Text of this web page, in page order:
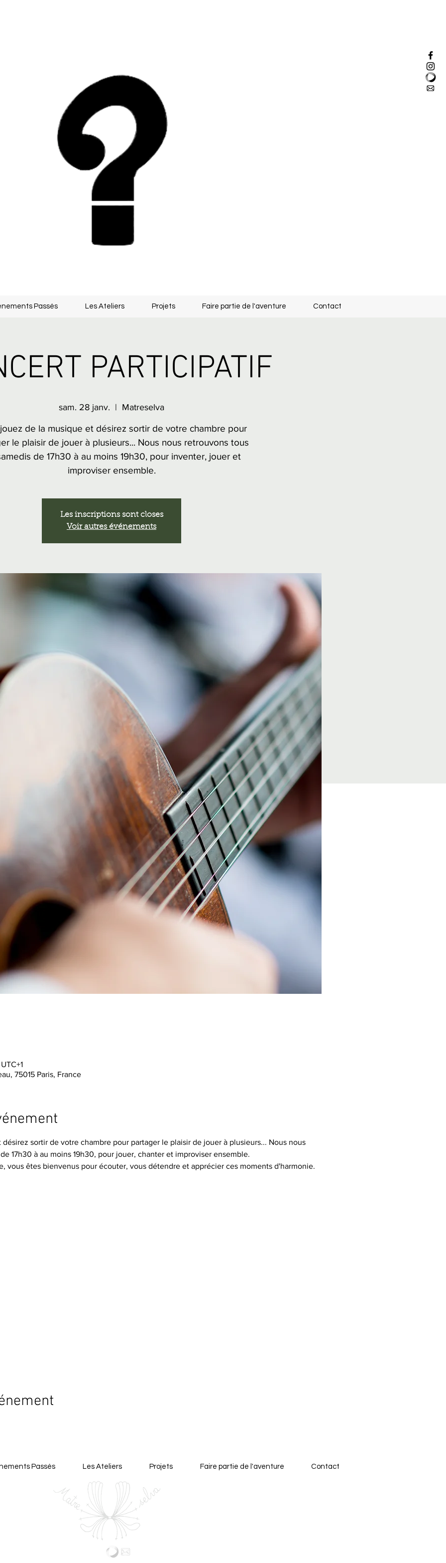
Passés Les Ateliers Projets Faire partie de l'aventure Contact
PARTICIPATIF
sam. 28 janv.
  |
Matreselva
de la musique et désirez sortir de votre chambre pour
le plaisir de jouer à plusieurs... Nous nous retrouvons tous
de 17h30 à au moins 19h30, pour inventer, jouer et
improviser ensemble.
Les inscriptions sont closes
Voir autres événements
75015 Paris, France
sortir de votre chambre pour partager le plaisir de jouer à plusieurs... Nous nous
17h30 à au moins 19h30, pour jouer, chanter et improviser ensemble.
vous êtes bienvenus pour écouter, vous détendre et apprécier ces moments d'harmonie.
Passés Les Ateliers Projets Faire partie de l'aventure Contact